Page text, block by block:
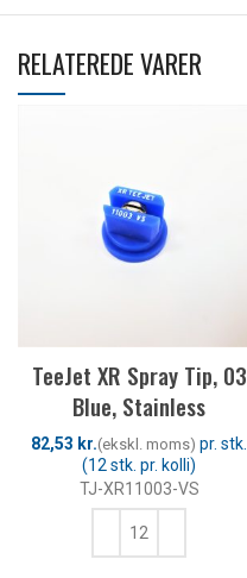
RELATEREDE VARER
TeeJet XR Spray Tip, 03
Blue, Stainless
kr.
TJ-XR11003-VS